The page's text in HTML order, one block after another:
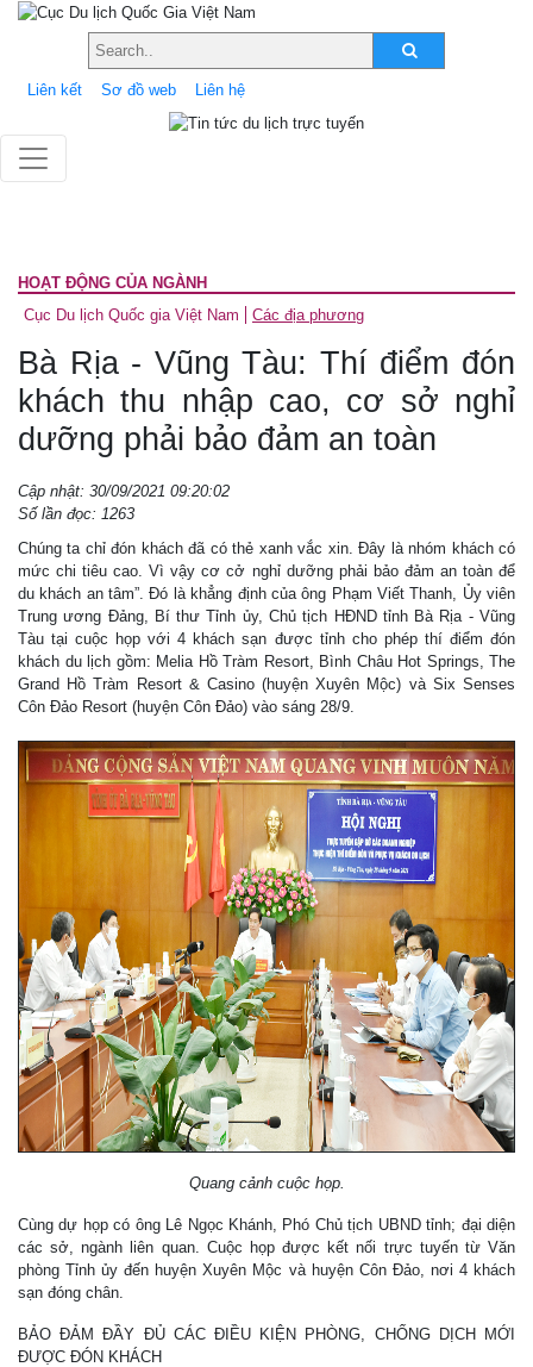
Liên kết Sơ đồ web Liên hệ
HOẠT ĐỘNG CỦA NGÀNH
Cục Du lịch Quốc gia Việt Nam
Các địa phương
Bà Rịa - Vũng Tàu: Thí điểm đón
khách thu nhập cao, cơ sở nghỉ
dưỡng phải bảo đảm an toàn
Cập nhật: 30/09/2021 09:20:02
Số lần đọc: 1263
Chúng ta chỉ đón khách đã có thẻ xanh vắc xin. Đây là nhóm khách có
mức chi tiêu cao. Vì vậy cơ cở nghỉ dưỡng phải bảo đảm an toàn để
du khách an tâm”. Đó là khẳng định của ông Phạm Viết Thanh, Ủy viên
Trung ương Đảng, Bí thư Tỉnh ủy, Chủ tịch HĐND tỉnh Bà Rịa - Vũng
Tàu tại cuộc họp với 4 khách sạn được tỉnh cho phép thí điểm đón
khách du lịch gồm: Melia Hồ Tràm Resort, Bình Châu Hot Springs, The
Grand Hồ Tràm Resort & Casino (huyện Xuyên Mộc) và Six Senses
Côn Đảo Resort (huyện Côn Đảo) vào sáng 28/9.
Quang cảnh cuộc họp.
Cùng dự họp có ông Lê Ngọc Khánh, Phó Chủ tịch UBND tỉnh; đại diện
các sở, ngành liên quan. Cuộc họp được kết nối trực tuyến từ Văn
phòng Tỉnh ủy đến huyện Xuyên Mộc và huyện Côn Đảo, nơi 4 khách
sạn đóng chân.
BẢO ĐẢM ĐẦY ĐỦ CÁC ĐIỀU KIỆN PHÒNG, CHỐNG DỊCH MỚI
ĐƯỢC ĐÓN KHÁCH